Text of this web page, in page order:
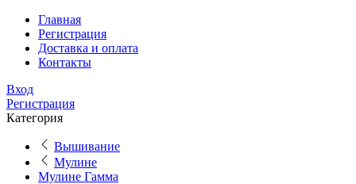
Главная
Регистрация
Доставка и оплата
Контакты
Вход
Регистрация
Категория
Вышивание
Мулине
Мулине Гамма